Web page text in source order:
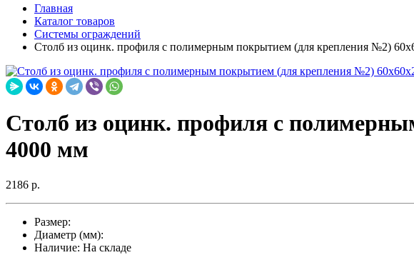
Главная
Каталог товаров
Системы ограждений
Столб из оцинк. профиля с полимерным покрытием (для крепления №2)
Столб из оцинк. профиля с
4000 мм
2186 р.
Размер:
Диаметр (мм):
Наличие: На складе